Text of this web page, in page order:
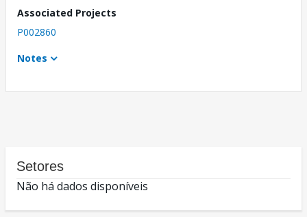
Associated Projects
P002860
Notes
Setores
Não há dados disponíveis